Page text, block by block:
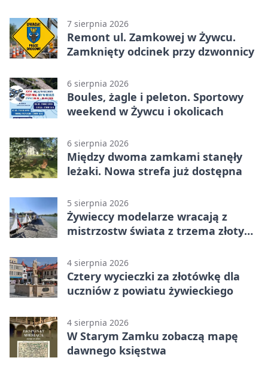
7 sierpnia 2026
Remont ul. Zamkowej w Żywcu.
Zamknięty odcinek przy dzwonnicy
6 sierpnia 2026
Boules, żagle i peleton. Sportowy
weekend w Żywcu i okolicach
6 sierpnia 2026
Między dwoma zamkami stanęły
leżaki. Nowa strefa już dostępna
5 sierpnia 2026
Żywieccy modelarze wracają z
mistrzostw świata z trzema złotymi
4 sierpnia 2026
Cztery wycieczki za złotówkę dla
uczniów z powiatu żywieckiego
4 sierpnia 2026
W Starym Zamku zobaczą mapę
dawnego księstwa